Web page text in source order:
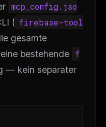
mcp_config.jso
( firebase-tool
gesamte
bestehende f
— kein separater